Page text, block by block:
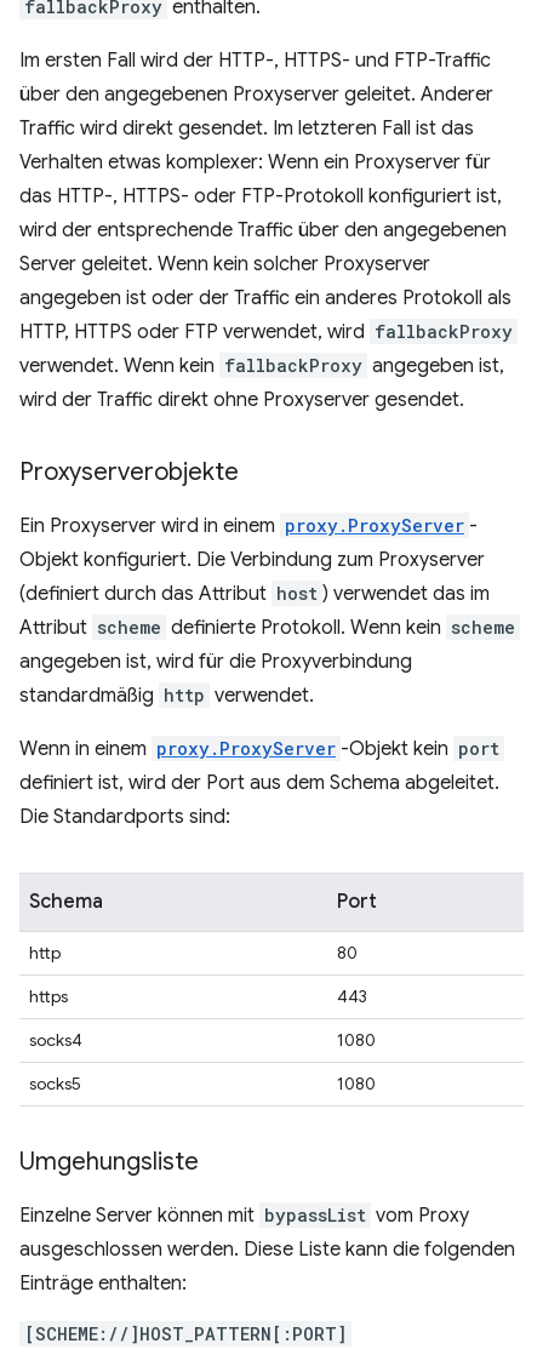
fallbackProxy enthalten.
Im ersten Fall wird der HTTP-, HTTPS- und FTP-Traffic
über den angegebenen Proxyserver geleitet. Anderer
Traffic wird direkt gesendet. Im letzteren Fall ist das
Verhalten etwas komplexer: Wenn ein Proxyserver für
das HTTP-, HTTPS- oder FTP-Protokoll konfiguriert ist,
wird der entsprechende Traffic über den angegebenen
Server geleitet. Wenn kein solcher Proxyserver
angegeben ist oder der Traffic ein anderes Protokoll als
HTTP, HTTPS oder FTP verwendet, wird fallbackProxy
verwendet. Wenn kein fallbackProxy angegeben ist,
wird der Traffic direkt ohne Proxyserver gesendet.
Proxyserverobjekte
Ein Proxyserver wird in einem proxy.ProxyServer -
Objekt konfiguriert. Die Verbindung zum Proxyserver
(definiert durch das Attribut host ) verwendet das im
Attribut scheme definierte Protokoll. Wenn kein scheme
angegeben ist, wird für die Proxyverbindung
standardmäßig http verwendet.
Wenn in einem proxy.ProxyServer -Objekt kein port
definiert ist, wird der Port aus dem Schema abgeleitet.
Die Standardports sind:
Schema Port
http
80
https
443
socks4
1080
socks5
1080
Umgehungsliste
Einzelne Server können mit bypassList vom Proxy
ausgeschlossen werden. Diese Liste kann die folgenden
Einträge enthalten:
[SCHEME://]HOST_PATTERN[:PORT]